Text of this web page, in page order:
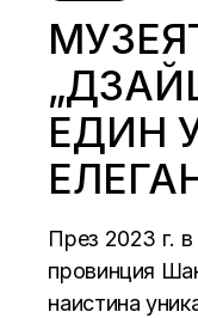
ЕДИН
През 2023 г.
провинция
наистина